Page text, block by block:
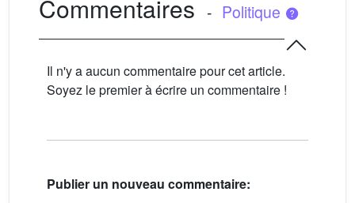
Commentaires - Politique
Il n'y a aucun commentaire pour cet article.
Soyez le premier à écrire un commentaire !
Publier un nouveau commentaire: